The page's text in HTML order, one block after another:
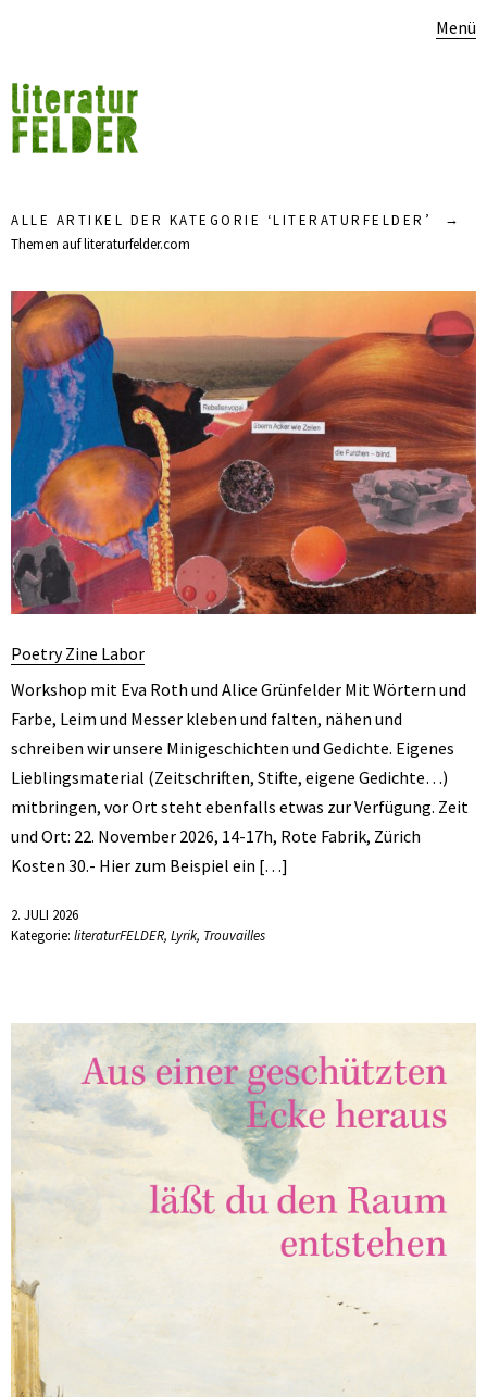
Menü
ALLE ARTIKEL DER KATEGORIE ‘LITERATURFELDER ’
Themen auf literaturfelder.com
Poetry Zine Labor
Workshop mit Eva Roth und Alice Grünfelder Mit Wörtern und
Farbe, Leim und Messer kleben und falten, nähen und
schreiben wir unsere Minigeschichten und Gedichte. Eigenes
Lieblingsmaterial (Zeitschriften, Stifte, eigene Gedichte…)
mitbringen, vor Ort steht ebenfalls etwas zur Verfügung. Zeit
und Ort: 22. November 2026, 14-17h, Rote Fabrik, Zürich
Kosten 30.- Hier zum Beispiel ein […]
2. JULI 2026
Kategorie: literaturFELDER, Lyrik, Trouvailles